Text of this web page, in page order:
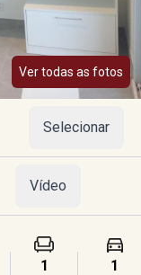
Ver todas as fotos
Selecionar
Vídeo
1
1